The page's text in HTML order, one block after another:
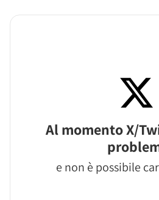
Al momento X/
e non è possibile